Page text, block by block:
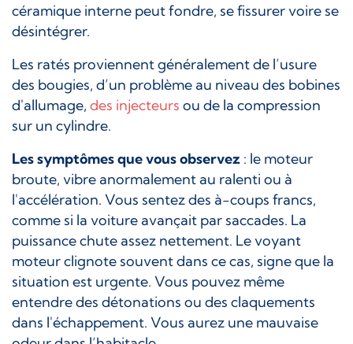
céramique interne peut fondre, se fissurer voire se
désintégrer.
Les ratés proviennent généralement de l’usure
des bougies, d’un problème au niveau des bobines
d'allumage, des injecteurs ou de la compression
sur un cylindre.
Les symptômes que vous observez : le moteur
broute, vibre anormalement au ralenti ou à
l'accélération. Vous sentez des à-coups francs,
comme si la voiture avançait par saccades. La
puissance chute assez nettement. Le voyant
moteur clignote souvent dans ce cas, signe que la
situation est urgente. Vous pouvez même
entendre des détonations ou des claquements
dans l'échappement. Vous aurez une mauvaise